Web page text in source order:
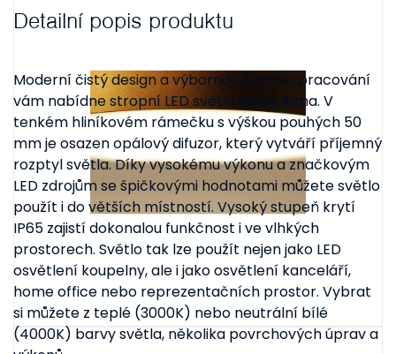
Detailní popis produktu
Moderní čistý design a výbornou kvalitu zpracování
vám nabídne stropní LED světlo Mivvy Alma. V
tenkém hliníkovém rámečku s výškou pouhých 50
mm je osazen opálový difuzor, který vytváří příjemný
rozptyl světla. Díky vysokému výkonu a značkovým
LED zdrojům se špičkovými hodnotami můžete světlo
použít i do větších místností. Vysoký stupeň krytí
IP65 zajistí dokonalou funkčnost i ve vlhkých
prostorech. Světlo tak lze použít nejen jako LED
osvětlení koupelny, ale i jako osvětlení kanceláří,
home office nebo reprezentačních prostor. Vybrat
si můžete z teplé (3000K) nebo neutrální bílé
(4000K) barvy světla, několika povrchových úprav a